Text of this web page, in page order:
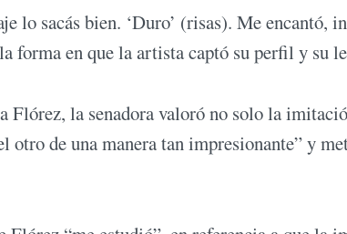
lo sacás bien. ‘Duro’ (risas). Me encantó,
forma en que la artista captó su perfil y su
la senadora valoró no solo la
otro de una manera tan impresionante” y